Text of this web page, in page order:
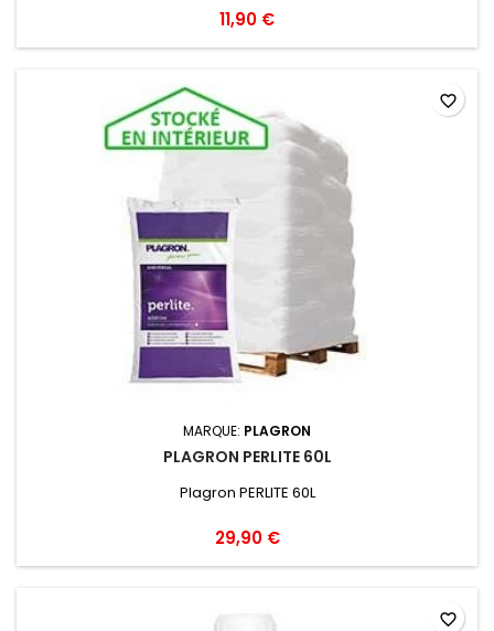
11,90 €
MARQUE: PLAGRON
PLAGRON PERLITE 60L
Plagron PERLITE 60L
29,90 €
favorite_border
favorite_border